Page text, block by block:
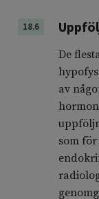
18.6
De
av
som